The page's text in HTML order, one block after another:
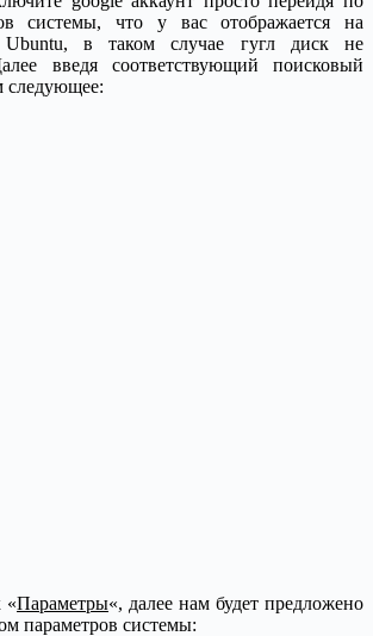
системы, что у вас отображается на
Ubuntu, в таком случае гугл диск не
введя соответствующий поисковый
следующее:
«Параметры«, далее нам будет предложено
параметров системы: